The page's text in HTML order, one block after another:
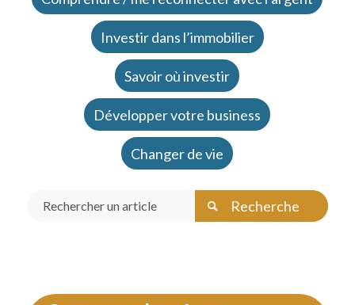
Investir dans l’immobilier
Savoir où investir
Développer votre business
Changer de vie